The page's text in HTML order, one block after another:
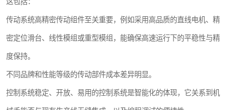
传动系统高精密传动组件至关重要，例如采用高品质的直线电机、精
密定位滑台、线性模组或重型模组，能确保高速运行下的平稳性与精
度保持。
不同品牌和性能等级的传动部件成本差异明显。
控制系统稳定、开放、易用的控制系统是智能化的体现，它关系到机